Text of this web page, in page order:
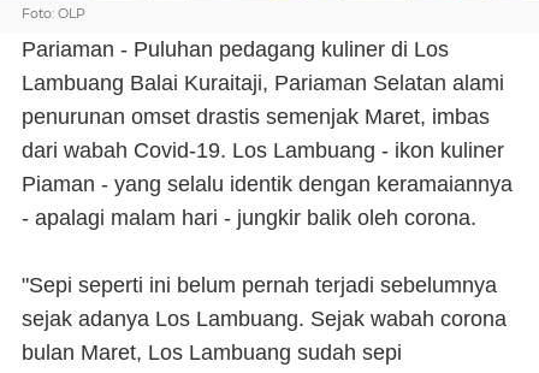
Foto: OLP
Pariaman - Puluhan pedagang kuliner di Los
Lambuang Balai Kuraitaji, Pariaman Selatan alami
penurunan omset drastis semenjak Maret, imbas
dari wabah Covid-19. Los Lambuang - ikon kuliner
Piaman - yang selalu identik dengan keramaiannya
- apalagi malam hari - jungkir balik oleh corona.
"Sepi seperti ini belum pernah terjadi sebelumnya
sejak adanya Los Lambuang. Sejak wabah corona
bulan Maret, Los Lambuang sudah sepi